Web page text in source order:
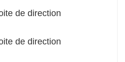
de direction
de direction